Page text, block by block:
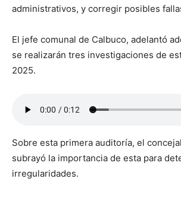
administrativos, y corregir posibles
El jefe comunal de Calbuco, adelantó
se realizarán tres investigaciones de
2025.
Sobre esta primera auditoría, el
subrayó la importancia de esta para
irregularidades.